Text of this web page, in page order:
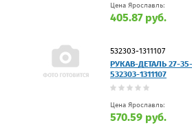
Цена Ярославль:
405.87 руб.
532303-1311107
РУКАВ-ДЕТАЛЬ 27-
532303-1311107
Цена Ярославль:
570.59 руб.